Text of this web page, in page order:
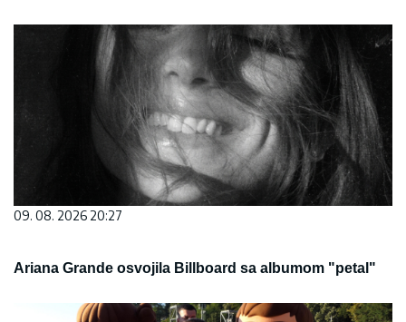
09. 08. 2026 20:27
Ariana Grande osvojila Billboard sa albumom "petal"